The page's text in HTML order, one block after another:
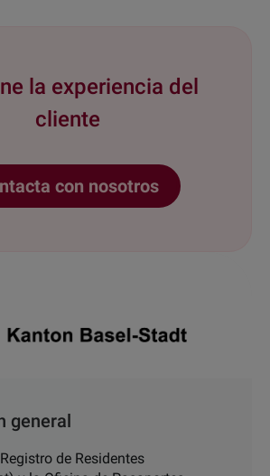
la experiencia del
cliente
con nosotros
general
de Residentes